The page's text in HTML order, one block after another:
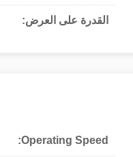
القدرة على العرض:
Operating Speed: